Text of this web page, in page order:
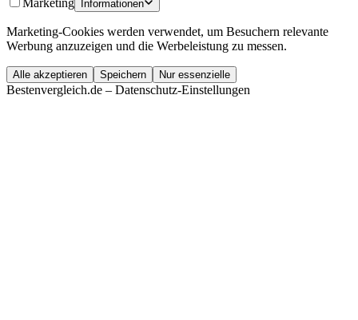
Informationen
Marketing-Cookies werden verwendet, um Besuchern relevante
Werbung anzuzeigen und die Werbeleistung zu messen.
Alle akzeptieren Speichern Nur essenzielle
Bestenvergleich.de – Datenschutz-Einstellungen